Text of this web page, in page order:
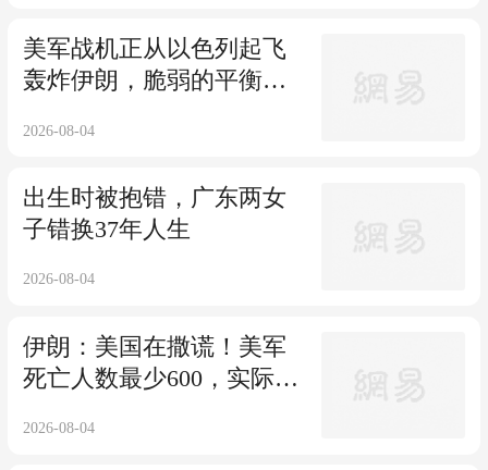
美军战机正从以色列起飞
轰炸伊朗，脆弱的平衡能
2026-08-04
出生时被抱错，广东两女
子错换37年人生
2026-08-04
伊朗：美国在撒谎！美军
死亡人数最少600，实际伤
2026-08-04